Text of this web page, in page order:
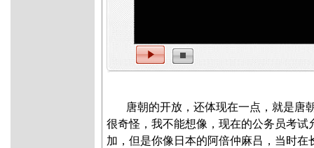
唐朝的开放，还体现在一点，就是唐
很奇怪，我不能想像，现在的公务员考试
加，但是你像日本的阿倍仲麻吕，当时在